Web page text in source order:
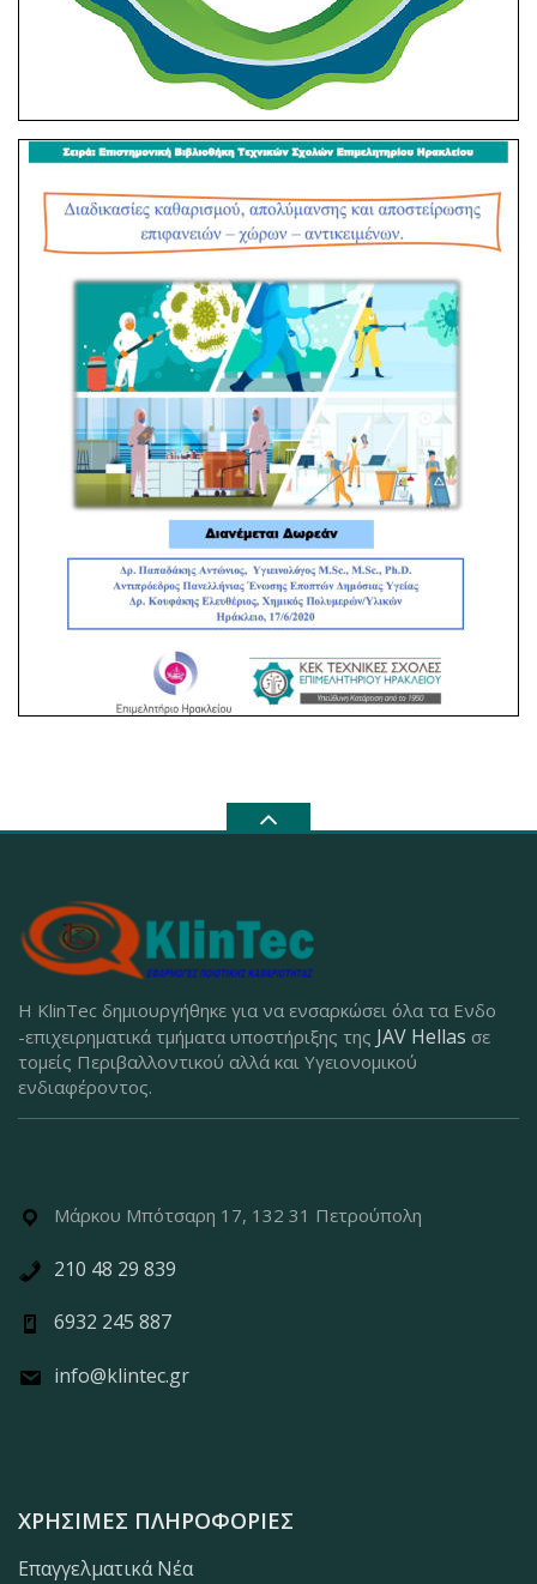
Η KlinTec δημιουργήθηκε για να ενσαρκώσει όλα τα Ενδο
-επιχειρηματικά τμήματα υποστήριξης της JAV Hellas σε
τομείς Περιβαλλοντικού αλλά και Υγειονομικού
ενδιαφέροντος.
Μάρκου Μπότσαρη 17, 132 31 Πετρούπολη
210 48 29 839
6932 245 887
info@klintec.gr
ΧΡΉΣΙΜΕΣ ΠΛΗΡΟΦΟΡΊΕΣ
Επαγγελματικά Νέα